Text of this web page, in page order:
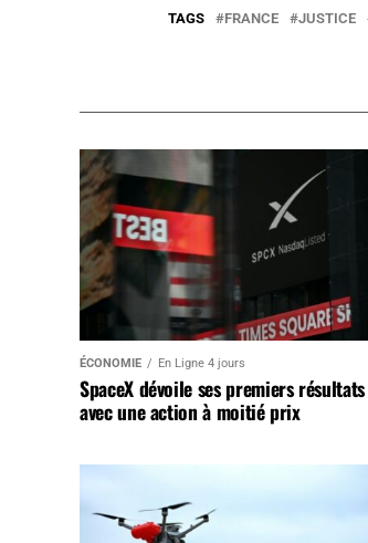
TAGS FRANCE JUSTICE
ÉCONOMIE En Ligne 4 jours
SpaceX dévoile ses premiers résultats
avec une action à moitié prix